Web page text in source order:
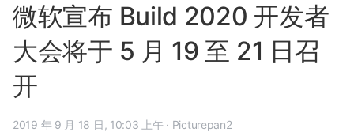
微软宣布 Build 2020 开发者
大会将于 5 月 19 至 21 日召
开
2019 年 9 月 18 日, 10:03 上午 · Picturepan2